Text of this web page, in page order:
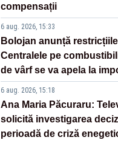
compensații
6 aug. 2026, 15:33
Bolojan anunță
Centralele pe
de vârf se va apela la
6 aug. 2026, 15:18
Ana Maria Păcuraru:
solicită investigarea
perioadă de criză